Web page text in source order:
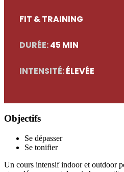
FIT & TRAINING
DURÉE:45 MIN
INTENSITÉ:ÉLEVÉE
Objectifs
Se dépasser
Se tonifier
Un cours intensif indoor et outdoor